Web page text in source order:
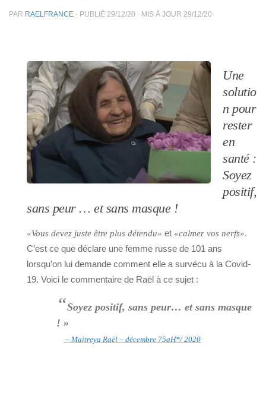
PAR RAELFRANCE · PUBLIÉ 29/12/20 · MIS À JOUR 29/12/20
Une
solutio
n pour
rester
en
santé :
Soyez
positif,
sans peur … et sans masque !
«Vous devez juste être plus détendu» et «calmer vos nerfs».
C’est ce que déclare une femme russe de 101 ans
lorsqu’on lui demande comment elle a survécu à la Covid-
19. Voici le commentaire de Raël à ce sujet :
“Soyez positif, sans peur… et sans masque
! »
– Maitreya Raël – décembre 75aH*/ 2020